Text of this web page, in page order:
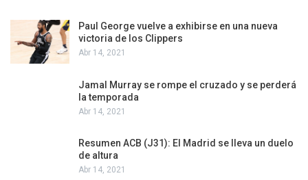
Paul George vuelve a exhibirse en una nueva
victoria de los Clippers
Abr 14, 2021
Jamal Murray se rompe el cruzado y se perderá
la temporada
Abr 14, 2021
Resumen ACB (J31): El Madrid se lleva un duelo
de altura
Abr 14, 2021